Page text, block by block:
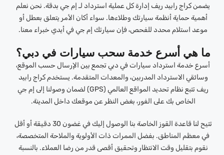
يضمن كراج رابيد ريف إدارة كل عملية استرداد لـ إم جي بدقة. نحن نعلم
أهمية حماية أنظمة سيارتك وطلاءها. سواء أكان الأمر يتعلق بعطل أو
موعد استلام محدد للفحص، فإن سيارتك إم جي في أيدي خبراء معنا.
ما هي أسرع خدمة سحب سيارات في دبي؟
أسرع خدمة استرداد سيارات في دبي تجمع بين الإرسال حسب الموقع،
وسائقي الاسترداد المدربين، والمعدات المتقدمة. يستخدم كراج رابيد
ريف تتبع نظام تحديد المواقع العالمي (GPS) لضمان وصولنا إلى إم جي
الخاص بك على الفور، بغض النظر عن موقعك داخل المدينة.
تتيح لنا قاعدة القوز الخاصة بنا الوصول إليك في غضون 30 دقيقة أو أقل
في معظم المناطق. بفضل الممرات ذات الأولوية والملاحة المتخصصة،
نقوم بتقليل وقت الانتظار وتحقيق أقصى قدر من رضا العملاء. بالنسبة